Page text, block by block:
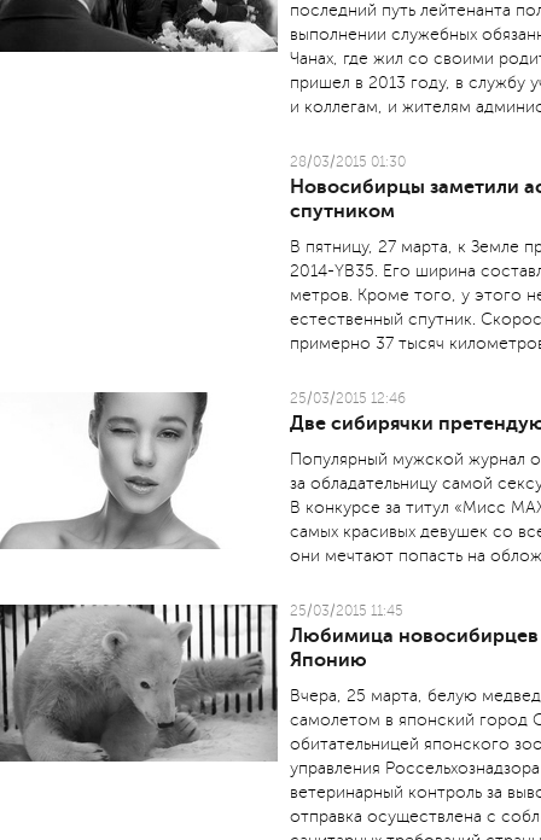
последний путь лейтенанта
выполнении служебных
Чанах, где жил со своими
пришел в 2013 году, в службу
и коллегам, и жителям
28/03/2015 01:30
Новосибирцы заметили
спутником
В пятницу, 27 марта, к Земле
2014-YB35. Его ширина
метров. Кроме того, у этого
естественный спутник.
примерно 37 тысяч
25/03/2015 12:46
Две сибирячки
Популярный мужской журнал
за обладательницу самой
В конкурсе за титул «Мисс
самых красивых девушек со
они мечтают попасть на
25/03/2015 11:45
Любимица новосибирцев
Японию
Вчера, 25 марта, белую
самолетом в японский город
обитательницей японского
управления
ветеринарный контроль за
отправка осуществлена с